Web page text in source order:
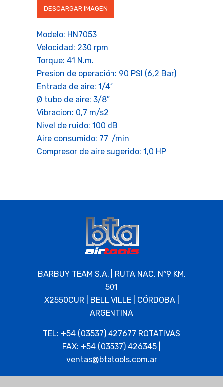
DESCARGAR IMAGEN
Modelo: HN7053
Velocidad: 230 rpm
Torque: 41 N.m.
Presion de operación: 90 PSI (6,2 Bar)
Entrada de aire: 1/4″
Ø tubo de aire: 3/8″
Vibracion: 0,7 m/s2
Nivel de ruido: 100 dB
Aire consumido: 77 l/min
Compresor de aire sugerido: 1,0 HP
BARBUY TEAM S.A. | RUTA NAC. Nº9 KM.
501
X2550CUR | BELL VILLE | CÓRDOBA |
ARGENTINA
TEL: +54 (03537) 427677 ROTATIVAS
FAX: +54 (03537) 426345 |
ventas@btatools.com.ar